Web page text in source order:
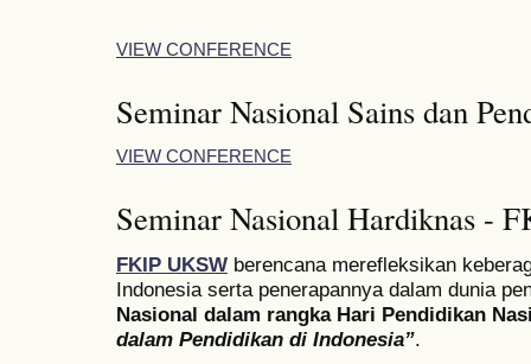
VIEW CONFERENCE
Seminar Nasional Sains dan
VIEW CONFERENCE
Seminar Nasional Hardiknas -
FKIP UKSW berencana merefleksikan
Indonesia serta penerapannya dalam dunia
Nasional dalam rangka Hari Pendidikan
dalam Pendidikan di Indonesia”.